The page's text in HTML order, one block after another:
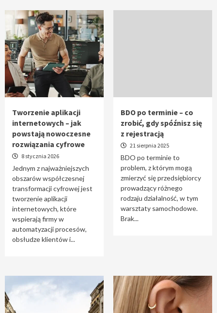
Tworzenie aplikacji
internetowych – jak
powstają nowoczesne
rozwiązania cyfrowe
8 stycznia 2026
Jednym z najważniejszych
obszarów współczesnej
transformacji cyfrowej jest
tworzenie aplikacji
internetowych, które
wspierają firmy w
automatyzacji procesów,
obsłudze klientów i...
BDO po terminie – co
zrobić, gdy spóźnisz się
z rejestracją
21 sierpnia 2025
BDO po terminie to
problem, z którym mogą
zmierzyć się przedsiębiorcy
prowadzący różnego
rodzaju działalność, w tym
warsztaty samochodowe.
Brak...